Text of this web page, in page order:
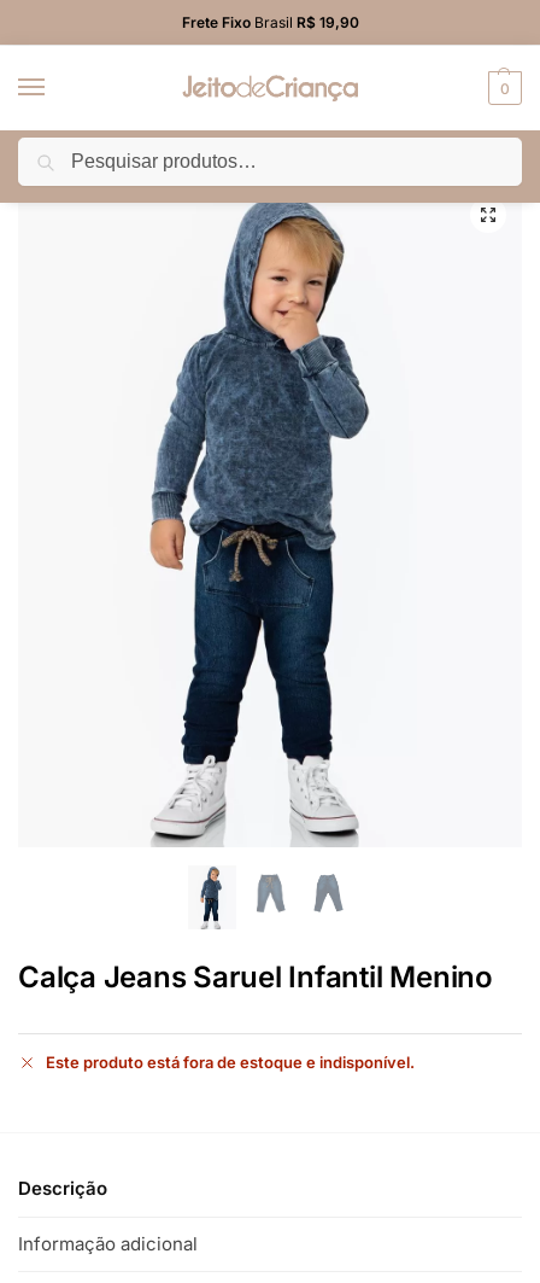
Frete FixoBrasil R$ 19,90
0
Início PROMO / Calça / Calça Jeans Saruel Infantil Menino
Calça Jeans Saruel Infantil Menino
Este produto está fora de estoque e indisponível.
Descrição
Informação adicional